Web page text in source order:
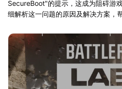
SecureBoot"的提示，这成为阻碍游
细解析这一问题的原因及解决方案，